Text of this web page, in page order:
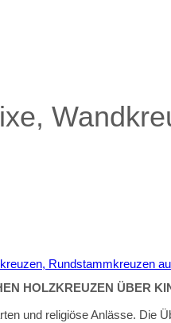
HOLZKREUZEN ÜBER
und religiöse Anlässe.